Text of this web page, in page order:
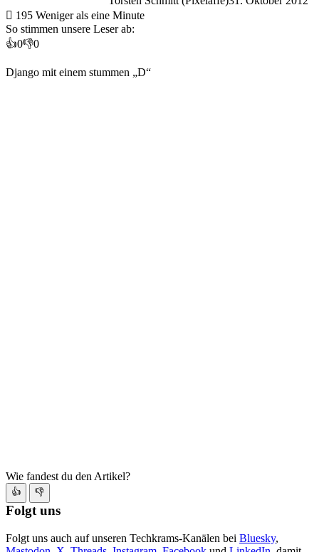
195 Weniger als eine Minute
So stimmen unsere Leser ab:
👍0👎0
Django mit einem stummen „D“
Wie fandest du den Artikel?
👍 👎
Folgt uns
Folgt uns auch auf unseren Techkrams-Kanälen bei Bluesky,